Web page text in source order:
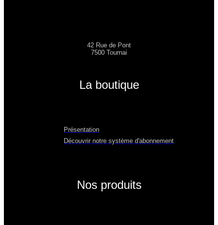
42 Rue de Pont
7500 Tournai
La boutique
Présentation
Découvrir notre système d'abonnement
Nos produits